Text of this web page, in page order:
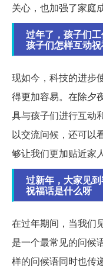
关心，也加强了家庭
过年了，孩子们
孩子们怎样互动
现如今，科技的进步
得更加容易。在除夕
具与孩子们进行互动
以交流问候，还可以
够让我们更加贴近家
过新年，大家见
祝福话是什么呀
在过年期间，当我们
是一个最常见的问候
样的问候语同时也传